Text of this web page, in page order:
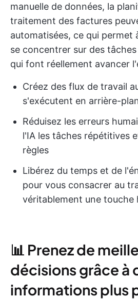
manuelle de données, la
traitement des factures
automatisées, ce qui permet
se concentrer sur des
qui font réellement avancer
Créez des flux de travail
s'exécutent en arrière-
Réduisez les erreurs
l'IA les tâches répétitives
règles
Libérez du temps et de
pour vous consacrer au
véritablement une touche
📊 Prenez de
décisions grâce à
informations plus